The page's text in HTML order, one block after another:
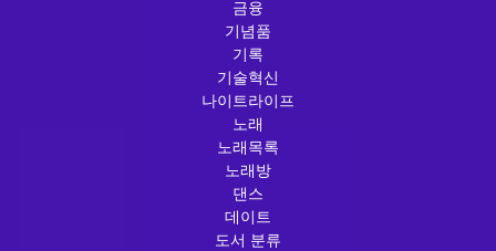
금융
기념품
기록
기술혁신
나이트라이프
노래
노래목록
노래방
댄스
데이트
도서 분류